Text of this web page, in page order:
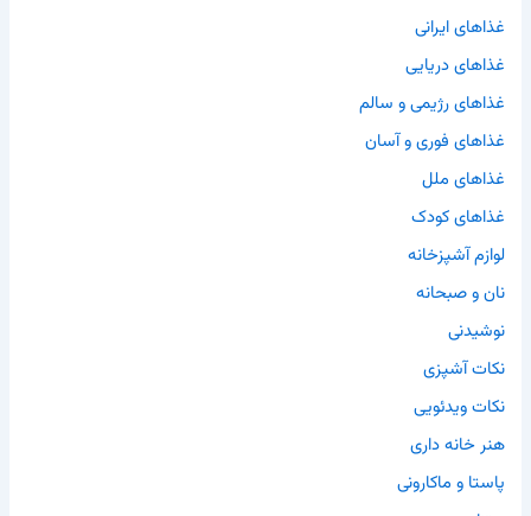
غذاهای ایرانی
غذاهای دریایی
غذاهای رژیمی و سالم
غذاهای فوری و آسان
غذاهای ملل
غذاهای کودک
لوازم آشپزخانه
نان و صبحانه
نوشیدنی
نکات آشپزی
نکات ویدئویی
هنر خانه داری
پاستا و ماکارونی